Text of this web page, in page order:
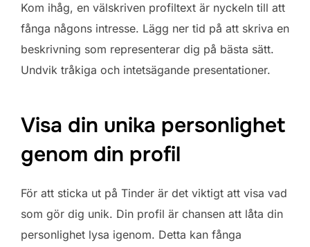
Kom ihåg, en välskriven profiltext är nyckeln till att
fånga någons intresse. Lägg ner tid på att skriva en
beskrivning som representerar dig på bästa sätt.
Undvik tråkiga och intetsägande presentationer.
Visa din unika personlighet
genom din profil
För att sticka ut på Tinder är det viktigt att visa vad
som gör dig unik. Din profil är chansen att låta din
personlighet lysa igenom. Detta kan fånga